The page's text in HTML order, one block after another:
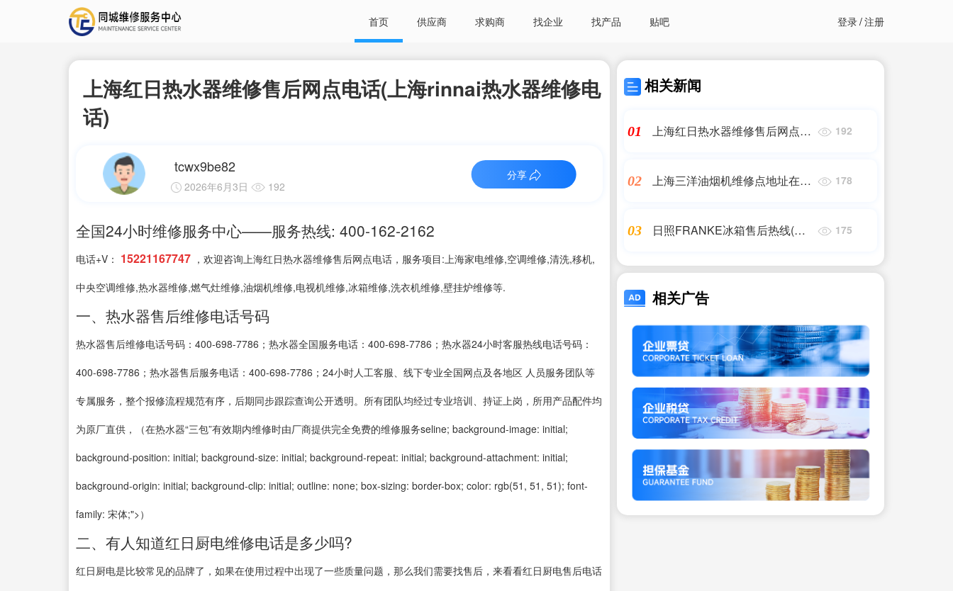
首页 供应商 求购商 找企业 找产品 贴吧 登录/注册
上海红日热水器维修售后网点电话(上海rinnai热水器维修电
话)
tcwx9be82
2026年6月3日 192
分享
全国24小时维修服务中心——服务热线: 400-162-2162
电话+V： 15221167747 ，欢迎咨询上海红日热水器维修售后网点电话，服务项目:上海家电维修,空调维修,清洗,移机,
中央空调维修,热水器维修,燃气灶维修,油烟机维修,电视机维修,冰箱维修,洗衣机维修,壁挂炉维修等.
一、热水器售后维修电话号码
热水器售后维修电话号码：400-698-7786；热水器全国服务电话：400-698-7786；热水器24小时客服热线电话号码：
400-698-7786；热水器售后服务电话：400-698-7786；24小时人工客服、线下专业全国网点及各地区 人员服务团队等
专属服务，整个报修流程规范有序，后期同步跟踪查询公开透明。所有团队均经过专业培训、持证上岗，所用产品配件均
为原厂直供，（在热水器“三包”有效期内维修时由厂商提供完全免费的维修服务seline; background-image: initial;
background-position: initial; background-size: initial; background-repeat: initial; background-attachment: initial;
background-origin: initial; background-clip: initial; outline: none; box-sizing: border-box; color: rgb(51, 51, 51); font-
family: 宋体;">）
二、有人知道红日厨电维修电话是多少吗?
红日厨电是比较常见的品牌了，如果在使用过程中出现了一些质量问题，那么我们需要找售后，来看看红日厨电售后电话
相关新闻
01
上海红日热水器维修售后网点电
192
02
上海三洋油烟机维修点地址在哪
178
03
日照FRANKE冰箱售后热线(容
175
相关广告